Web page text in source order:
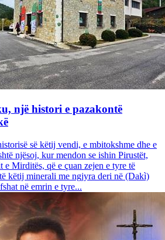
një histori e pazakontë
së këtij vendi, e mbitokshme dhe e
njësoj, kur mendon se ishin Pirustët,
e Mirditës, që e çuan zejen e tyre të
këtij minerali me ngjyra deri në (Dakì)
në emrin e tyre...